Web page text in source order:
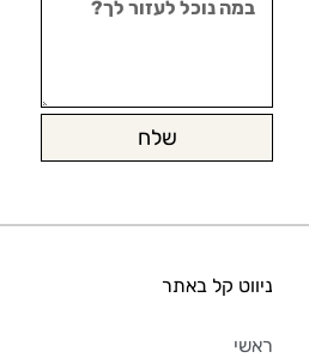
שלח
ניווט קל באתר
ראשי